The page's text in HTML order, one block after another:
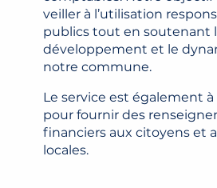
veiller à l’utilisation
publics tout en soutenant
développement et le
notre commune.
Le service est également
pour fournir des
financiers aux citoyens et
locales.